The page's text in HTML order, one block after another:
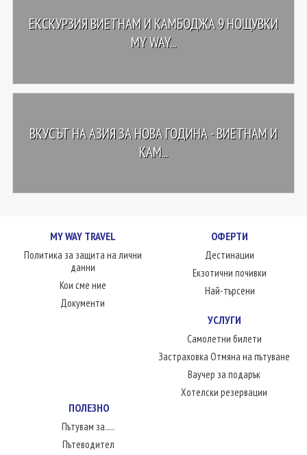
ЕКСКУРЗИЯ ВИЕТНАМ И КАМБОДЖА 9 НОЩУВКИ
MY WAY...
ВКУСЪТ НА АЗИЯ ЗА НОВА ГОДИНА - ВИЕТНАМ И
КАМ...
MY WAY TRAVEL
Политика за защита на лични
данни
Кои сме ние
Документи
ОФЕРТИ
Дестинации
Екзотични почивки
Най-търсени
УСЛУГИ
Самолетни билети
Застраховка Отмяна на пътуване
Ваучер за подарък
Хотелски резервации
ПОЛЕЗНО
Пътувам за.....
Пътеводител